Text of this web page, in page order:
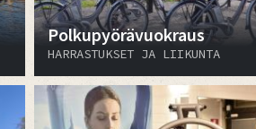
Polkupyörävuokraus
HARRASTUKSET JA LIIKUNTA